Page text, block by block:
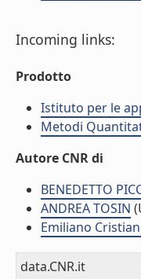
Incoming links:
Prodotto
Istituto per le
Metodi
Autore CNR di
BENEDETTO
ANDREA TOSIN
Emiliano
data.CNR.it